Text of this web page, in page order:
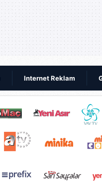
Internet Reklam